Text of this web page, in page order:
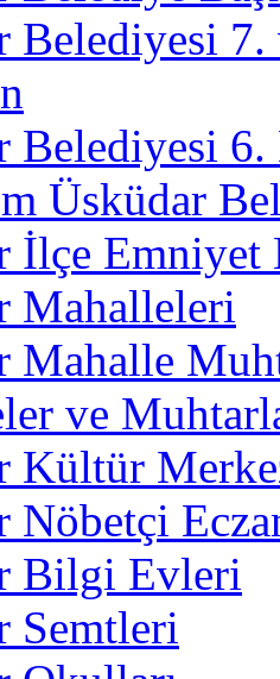
Belediyesi
Belediyesi 6.
Üsküdar
İlçe
Mahalleleri
Mahalle
ve
Kültür
Nöbetçi
Bilgi Evleri
Semtleri